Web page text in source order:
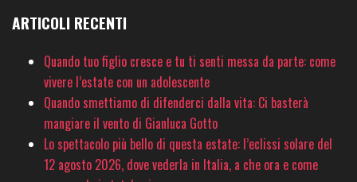
ARTICOLI RECENTI
Quando tuo figlio cresce e tu ti senti messa da parte: come
vivere l’estate con un adolescente
Quando smettiamo di difenderci dalla vita: Ci basterà
mangiare il vento di Gianluca Gotto
Lo spettacolo più bello di questa estate: l’eclissi solare del
12 agosto 2026, dove vederla in Italia, a che ora e come